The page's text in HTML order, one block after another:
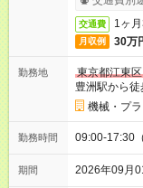
交通費 1ヶ
月収例 30万
勤務地
東京都江東区
豊洲駅から
機械・プ
勤務時間 09:00-17:30
期間 2026年09月